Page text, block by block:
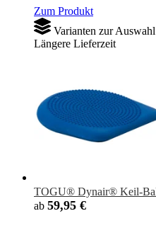
Zum Produkt
Varianten zur Auswahl
Längere Lieferzeit
TOGU® Dynair® Keil-
ab 59,95 €